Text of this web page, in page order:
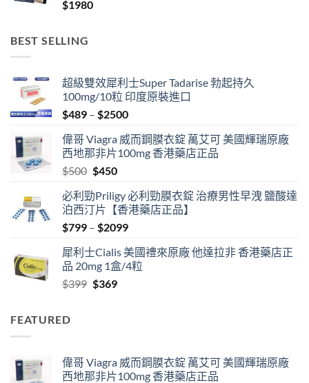
$1980
BEST SELLING
超級雙效犀利士Super Tadarise 勃起持久
100mg/10粒 印度原裝進口
$489 – $2500Price
$489
through
偉哥 Viagra 威而鋼膜衣錠 萬艾可 美國輝瑞原廠
西地那非片100mg 香港藥店正品
$500 Original
was:
$500.
$450Current
is:
$450.
必利勁Priligy 必利勁膜衣錠 治療男性早洩 鹽酸達
泊西汀片【香港藥店正品】
$799 – $2099Price
$799
through
犀利士Cialis 美國禮來原廠 他達拉非 香港藥店正
品 20mg 1盒/4粒
$399 Original
$369Current
FEATURED
偉哥 Viagra 威而鋼膜衣錠 萬艾可 美國輝瑞原廠
西地那非片100mg 香港藥店正品